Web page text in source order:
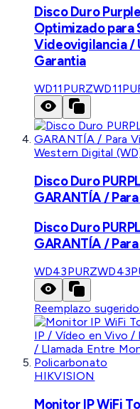
Disco Duro
Optimizado para
Videovigilancia /
Garantia
WD11PURZ
Western Digital
Disco Duro
GARANTÍA /
Disco Duro
GARANTÍA /
WD43PURZ
Reemplazo
HIKVISION
Monitor IP WiFi